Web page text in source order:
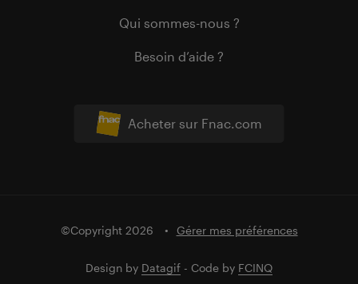
Acheter sur Fnac.com
Qui sommes-nous ?
Besoin d’aide ?
©Copyright 2026 Gérer mes préférences
Design by Datagif - Code by FCINQ